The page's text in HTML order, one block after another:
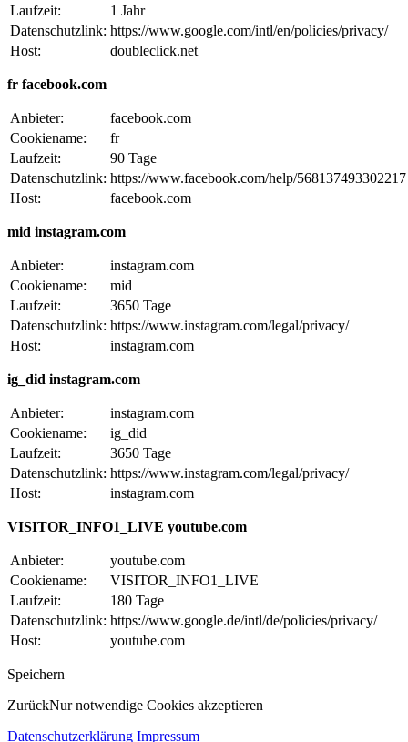
Laufzeit:
1 Jahr
Datenschutzlink: https://www.google.com/intl/en/policies/privacy/
Host:
doubleclick.net
fr facebook.com
Anbieter:
facebook.com
Cookiename:
fr
Laufzeit:
90 Tage
Datenschutzlink: https://www.facebook.com/help/568137493302217
Host:
facebook.com
mid instagram.com
Anbieter:
instagram.com
Cookiename:
mid
Laufzeit:
3650 Tage
Datenschutzlink: https://www.instagram.com/legal/privacy/
Host:
instagram.com
ig_did instagram.com
Anbieter:
instagram.com
Cookiename:
ig_did
Laufzeit:
3650 Tage
Datenschutzlink: https://www.instagram.com/legal/privacy/
Host:
instagram.com
VISITOR_INFO1_LIVE youtube.com
Anbieter:
youtube.com
Cookiename:
VISITOR_INFO1_LIVE
Laufzeit:
180 Tage
Datenschutzlink: https://www.google.de/intl/de/policies/privacy/
Host:
youtube.com
Speichern
ZurückNur notwendige Cookies akzeptieren
Datenschutzerklärung Impressum